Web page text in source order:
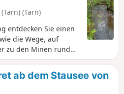
(Tarn)
entdecken Sie einen
die Wege, auf
zu den Minen rund
ab dem Stausee von